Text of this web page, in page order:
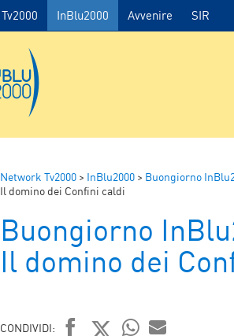
Tv2000 InBlu2000 Avvenire SIR
Network Tv2000 > InBlu2000 > Buongiorno
Il domino dei Confini caldi
Buongiorno
Il domino dei
CONDIVIDI: